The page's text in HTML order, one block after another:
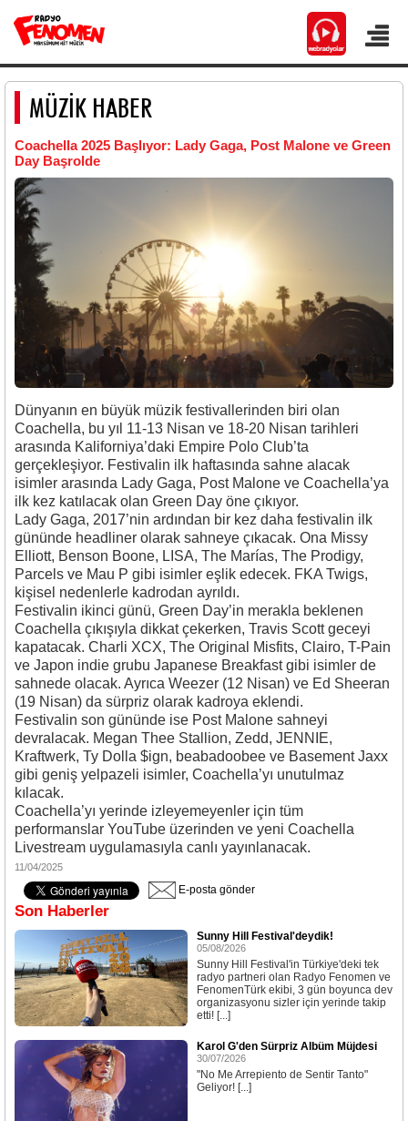
MÜZİK HABER
Coachella 2025 Başlıyor: Lady Gaga, Post Malone ve Green
Day Başrolde
Dünyanın en büyük müzik festivallerinden biri olan
Coachella, bu yıl 11-13 Nisan ve 18-20 Nisan tarihleri
arasında Kaliforniya’daki Empire Polo Club’ta
gerçekleşiyor. Festivalin ilk haftasında sahne alacak
isimler arasında Lady Gaga, Post Malone ve Coachella’ya
ilk kez katılacak olan Green Day öne çıkıyor.
Lady Gaga, 2017’nin ardından bir kez daha festivalin ilk
gününde headliner olarak sahneye çıkacak. Ona Missy
Elliott, Benson Boone, LISA, The Marías, The Prodigy,
Parcels ve Mau P gibi isimler eşlik edecek. FKA Twigs,
kişisel nedenlerle kadrodan ayrıldı.
Festivalin ikinci günü, Green Day’in merakla beklenen
Coachella çıkışıyla dikkat çekerken, Travis Scott geceyi
kapatacak. Charli XCX, The Original Misfits, Clairo, T-Pain
ve Japon indie grubu Japanese Breakfast gibi isimler de
sahnede olacak. Ayrıca Weezer (12 Nisan) ve Ed Sheeran
(19 Nisan) da sürpriz olarak kadroya eklendi.
Festivalin son gününde ise Post Malone sahneyi
devralacak. Megan Thee Stallion, Zedd, JENNIE,
Kraftwerk, Ty Dolla $ign, beabadoobee ve Basement Jaxx
gibi geniş yelpazeli isimler, Coachella’yı unutulmaz
kılacak.
Coachella’yı yerinde izleyemeyenler için tüm
performanslar YouTube üzerinden ve yeni Coachella
Livestream uygulamasıyla canlı yayınlanacak.
11/04/2025
E-posta gönder
Son Haberler
Sunny Hill Festival'deydik!
05/08/2026
Sunny Hill Festival'in Türkiye'deki tek
radyo partneri olan Radyo Fenomen ve
FenomenTürk ekibi, 3 gün boyunca dev
organizasyonu sizler için yerinde takip
etti! [...]
Karol G'den Sürpriz Albüm Müjdesi
30/07/2026
"No Me Arrepiento de Sentir Tanto"
Geliyor! [...]